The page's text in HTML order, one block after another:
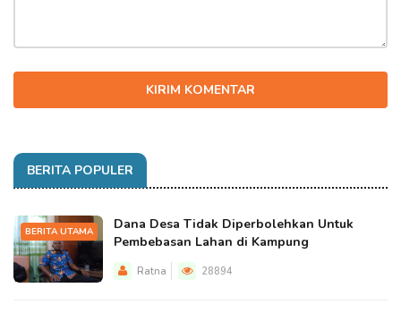
KIRIM KOMENTAR
BERITA POPULER
BERITA UTAMA
Dana Desa Tidak Diperbolehkan Untuk
Pembebasan Lahan di Kampung
Ratna 28894